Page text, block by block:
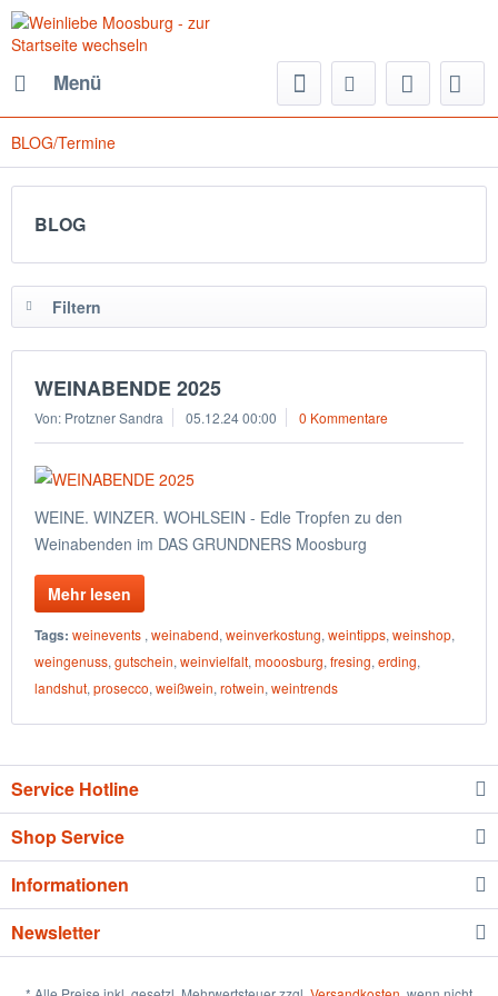
Menü
BLOG/Termine
BLOG
Filtern
WEINABENDE 2025
Von: Protzner Sandra 05.12.24 00:00 0 Kommentare
WEINE. WINZER. WOHLSEIN - Edle Tropfen zu den
Weinabenden im DAS GRUNDNERS Moosburg
Mehr lesen
Tags: weinevents , weinabend, weinverkostung, weintipps, weinshop,
weingenuss, gutschein, weinvielfalt, mooosburg, fresing, erding,
landshut, prosecco, weißwein, rotwein, weintrends
Service Hotline
Shop Service
Informationen
Newsletter